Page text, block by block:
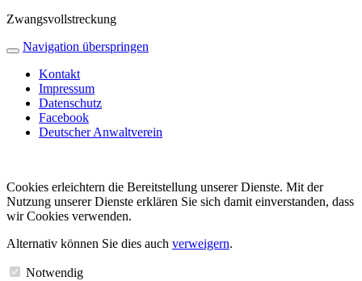
Zwangs­voll­streckung
Navigation überspringen
Kontakt
Impressum
Datenschutz
Facebook
Deutscher Anwalt­verein
Cookies erleichtern die Bereit­stellung unserer Dienste. Mit der
Nutzung unserer Dienste erklären Sie sich damit einver­standen, dass
wir Cookies verwenden.
Alternativ können Sie dies auch verweigern.
Notwendig